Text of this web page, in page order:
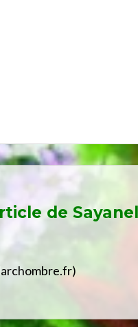
de Sayanel